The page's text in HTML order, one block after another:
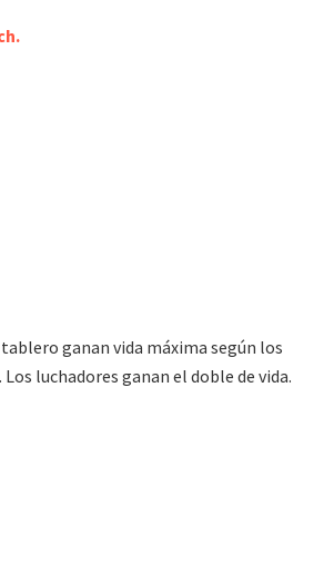
ganan vida máxima según los
luchadores ganan el doble de vida.